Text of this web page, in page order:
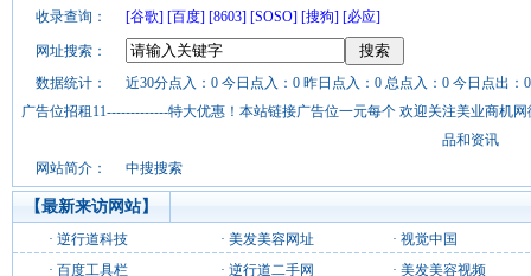
收录查询： [谷歌] [百度] [8603] [SOSO] [搜狗] [必应]
网址搜索：
数据统计：
近30分点入：0 今日点入：0 昨日点入：0 总点入：0 今日点出：
广告位招租11-------------特大优惠！本站链接广告位一元每个 欢迎关注美业商机
品和资讯
网站简介：
中搜搜索
【最新来访网站】
· 逆行道科技 · 美发美容网址 · 视觉中国
· 百度工具栏 · 逆行道二手网 · 美发美容视频